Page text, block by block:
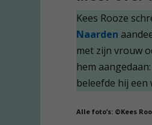
Kees Rooze
Naarden
met zijn vrouw
hem
beleefde hij een
Alle foto’s: ©Kees